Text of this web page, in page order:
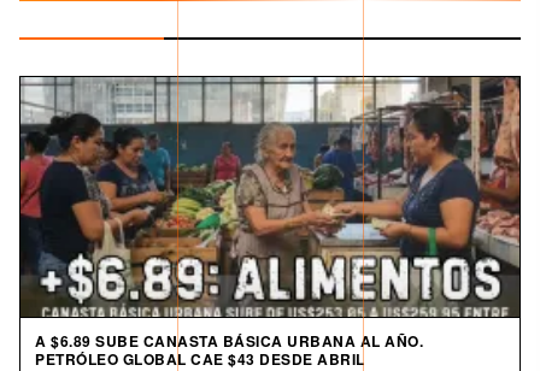
A $6.89 SUBE CANASTA BÁSICA URBANA AL AÑO.
PETRÓLEO GLOBAL CAE $43 DESDE ABRIL